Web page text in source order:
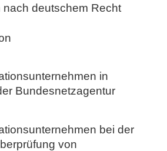
deutschem Recht
in
Bundesnetzagentur
bei der
von